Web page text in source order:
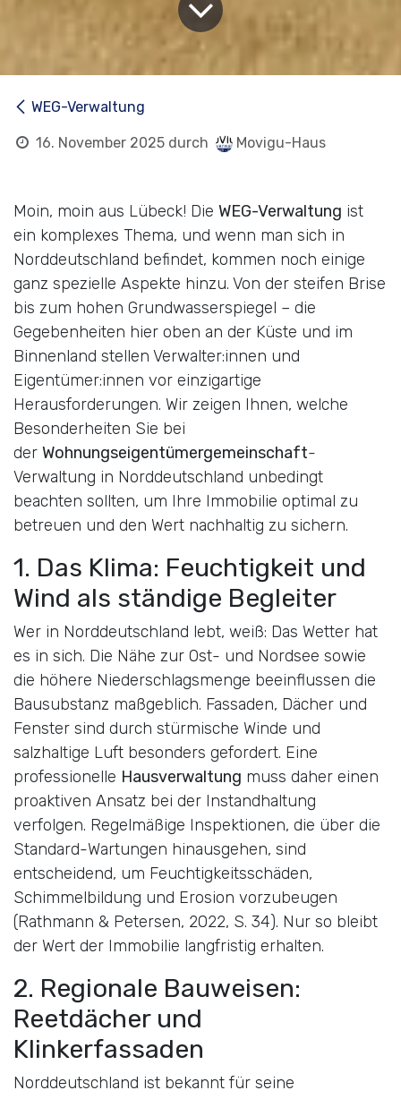
WEG-Verwaltung
16. November 2025 durch Movigu-Haus
Moin, moin aus Lübeck! Die WEG-Verwaltung ist
ein komplexes Thema, und wenn man sich in
Norddeutschland befindet, kommen noch einige
ganz spezielle Aspekte hinzu. Von der steifen Brise
bis zum hohen Grundwasserspiegel – die
Gegebenheiten hier oben an der Küste und im
Binnenland stellen Verwalter:innen und
Eigentümer:innen vor einzigartige
Herausforderungen. Wir zeigen Ihnen, welche
Besonderheiten Sie bei
der Wohnungseigentümergemeinschaft-
Verwaltung in Norddeutschland unbedingt
beachten sollten, um Ihre Immobilie optimal zu
betreuen und den Wert nachhaltig zu sichern.
1. Das Klima: Feuchtigkeit und
Wind als ständige Begleiter
Wer in Norddeutschland lebt, weiß: Das Wetter hat
es in sich. Die Nähe zur Ost- und Nordsee sowie
die höhere Niederschlagsmenge beeinflussen die
Bausubstanz maßgeblich. Fassaden, Dächer und
Fenster sind durch stürmische Winde und
salzhaltige Luft besonders gefordert. Eine
professionelle Hausverwaltung muss daher einen
proaktiven Ansatz bei der Instandhaltung
verfolgen. Regelmäßige Inspektionen, die über die
Standard-Wartungen hinausgehen, sind
entscheidend, um Feuchtigkeitsschäden,
Schimmelbildung und Erosion vorzubeugen
(Rathmann & Petersen, 2022, S. 34). Nur so bleibt
der Wert der Immobilie langfristig erhalten.
2. Regionale Bauweisen:
Reetdächer und
Klinkerfassaden
Norddeutschland ist bekannt für seine